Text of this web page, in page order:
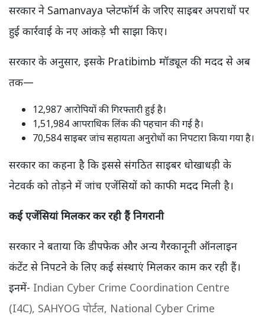
सरकार ने Samanvaya प्लेटफॉर्म के जरिए साइबर अपराधों पर
हुई कार्रवाई के नए आंकड़े भी साझा किए।
सरकार के अनुसार, इसके Pratibimb मॉड्यूल की मदद से अब
तक—
12,987 आरोपियों की गिरफ्तारी हुई है।
1,51,984 आपराधिक लिंक की पहचान की गई है।
70,584 साइबर जांच सहायता अनुरोधों का निपटारा किया गया है।
सरकार का कहना है कि इससे संगठित साइबर धोखाधड़ी के
नेटवर्क को तोड़ने में जांच एजेंसियों को काफी मदद मिली है।
कई एजेंसियां मिलकर कर रही हैं निगरानी
सरकार ने बताया कि डीपफेक और अन्य गैरकानूनी ऑनलाइन
कंटेंट से निपटने के लिए कई संस्थाएं मिलकर काम कर रही हैं।
इनमें- Indian Cyber Crime Coordination Centre
(I4C), SAHYOG पोर्टल, National Cyber Crime